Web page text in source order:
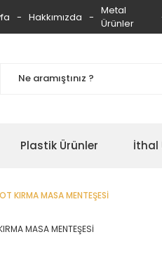
Hakkımızda
Metal
Ürünler
Plastik Ürünler İthal
KIRMA MASA MENTEŞESİ